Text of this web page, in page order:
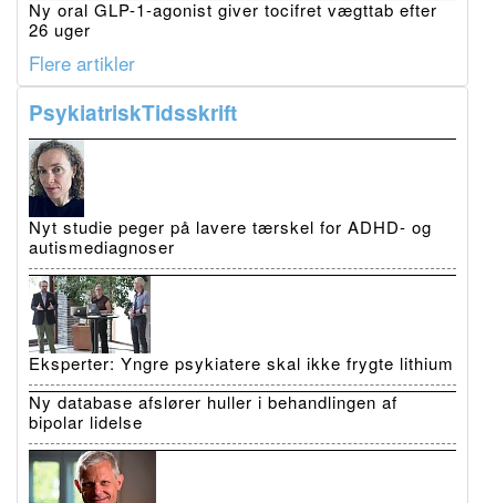
Ny oral GLP-1-agonist giver tocifret vægttab efter
26 uger
Flere artikler
PsykiatriskTidsskrift
Nyt studie peger på lavere tærskel for ADHD- og
autismediagnoser
Eksperter: Yngre psykiatere skal ikke frygte lithium
Ny database afslører huller i behandlingen af
bipolar lidelse